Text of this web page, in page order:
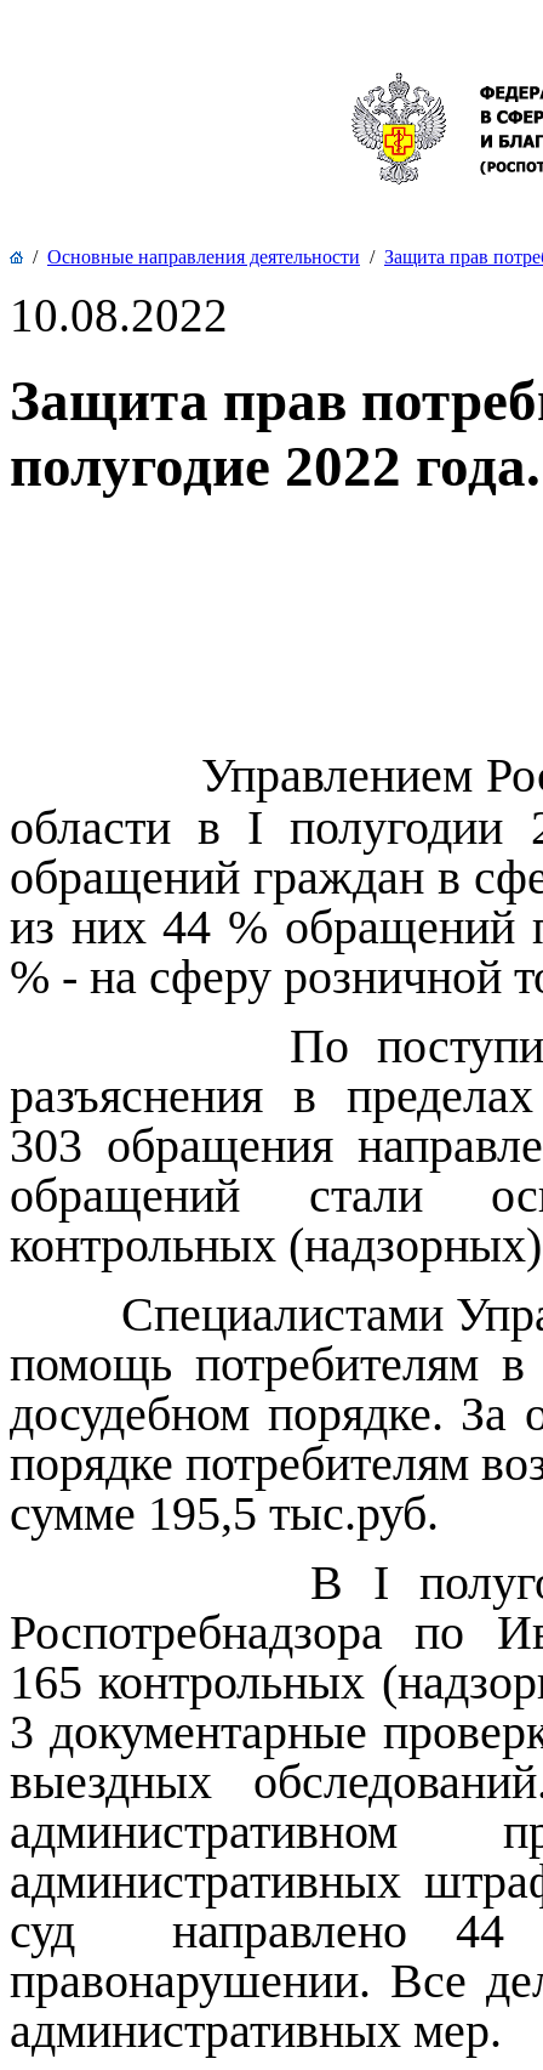
/ Основные направления деятельности / Защита прав
10.08.2022
Защита прав
полугодие 2022 года.
Управлением
области в I полугодии
обращений граждан в
из них 44 % обращений
% - на сферу розничной
По поступившим
разъяснения в
303 обращения
обращений стали
контрольных
Специалистами
помощь потребителям в
досудебном порядке. За
порядке потребителям
сумме 195,5 тыс.руб.
В I
Роспотребнадзора по
165 контрольных
3 документарные
выездных
административном
административных
суд направлено 44
правонарушении. Все
административных